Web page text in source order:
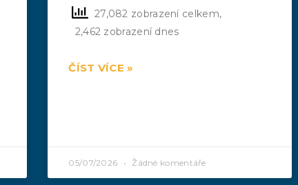
27,082 zobrazení celkem,
2,462 zobrazení dnes
ČÍST VÍCE »
05/07/2026 Žádné komentáře